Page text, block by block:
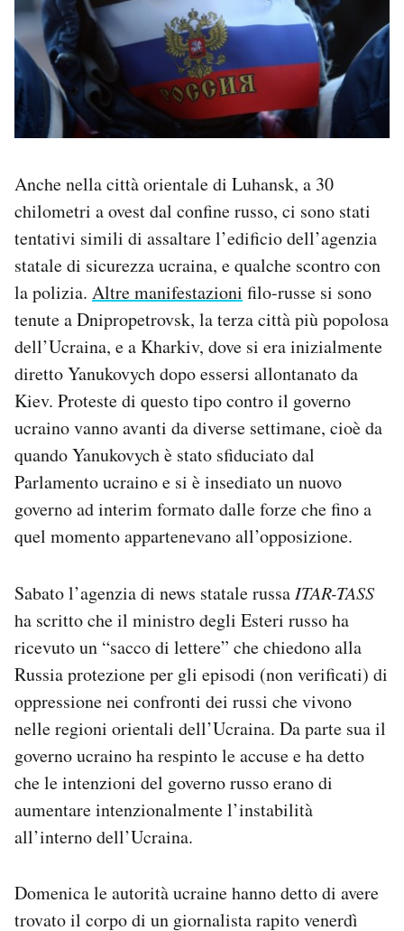
Anche nella città orientale di Luhansk, a 30
chilometri a ovest dal confine russo, ci sono stati
tentativi simili di assaltare l’edificio dell’agenzia
statale di sicurezza ucraina, e qualche scontro con
la polizia. Altre manifestazioni filo-russe si sono
tenute a Dnipropetrovsk, la terza città più popolosa
dell’Ucraina, e a Kharkiv, dove si era inizialmente
diretto Yanukovych dopo essersi allontanato da
Kiev. Proteste di questo tipo contro il governo
ucraino vanno avanti da diverse settimane, cioè da
quando Yanukovych è stato sfiduciato dal
Parlamento ucraino e si è insediato un nuovo
governo ad interim formato dalle forze che fino a
quel momento appartenevano all’opposizione.
Sabato l’agenzia di news statale russa ITAR-TASS
ha scritto che il ministro degli Esteri russo ha
ricevuto un “sacco di lettere” che chiedono alla
Russia protezione per gli episodi (non verificati) di
oppressione nei confronti dei russi che vivono
nelle regioni orientali dell’Ucraina. Da parte sua il
governo ucraino ha respinto le accuse e ha detto
che le intenzioni del governo russo erano di
aumentare intenzionalmente l’instabilità
all’interno dell’Ucraina.
Domenica le autorità ucraine hanno detto di avere
trovato il corpo di un giornalista rapito venerdì